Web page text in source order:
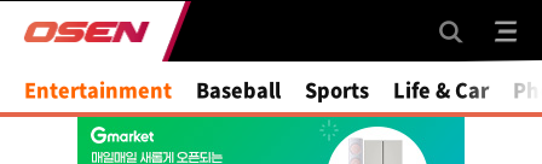
Mute
Entertainment Baseball Sports Life & Car